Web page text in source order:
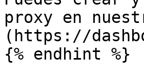
proxy en
(https://
{% endhint %}